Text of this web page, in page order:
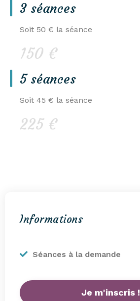
3 séances
Soit 50 € la séance
150 €
5 séances
Soit 45 € la séance
225 €
Informations
Séances à la demande
Je m'inscris !